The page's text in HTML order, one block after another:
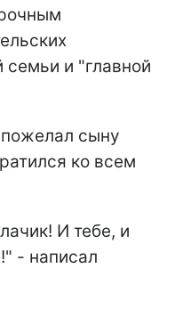
семьи и "главной
сыну
ко всем
И тебе, и
- написал